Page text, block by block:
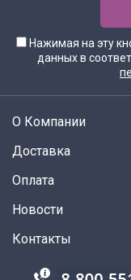
Нажимая на эту
данных в
О Компании
Доставка
Оплата
Новости
Контакты